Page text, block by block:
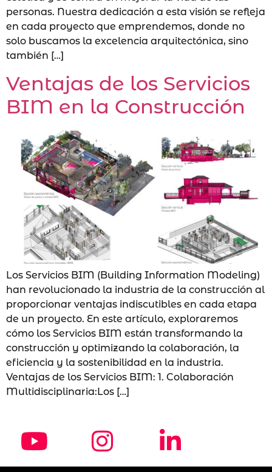
personas. Nuestra dedicación a esta visión se refleja
en cada proyecto que emprendemos, donde no
solo buscamos la excelencia arquitectónica, sino
también […]
Ventajas de los Servicios
BIM en la Construcción
Los Servicios BIM (Building Information Modeling)
han revolucionado la industria de la construcción al
proporcionar ventajas indiscutibles en cada etapa
de un proyecto. En este artículo, exploraremos
cómo los Servicios BIM están transformando la
construcción y optimizando la colaboración, la
eficiencia y la sostenibilidad en la industria.
Ventajas de los Servicios BIM: 1. Colaboración
Multidisciplinaria:Los […]